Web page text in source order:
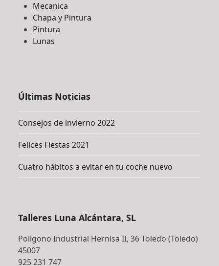
Mecanica
Chapa y Pintura
Pintura
Lunas
Últimas Noticias
Consejos de invierno 2022
Felices Fiestas 2021
Cuatro hábitos a evitar en tu coche nuevo
Talleres Luna Alcántara, SL
Poligono Industrial Hernisa II, 36 Toledo (Toledo)
45007
925 231 747